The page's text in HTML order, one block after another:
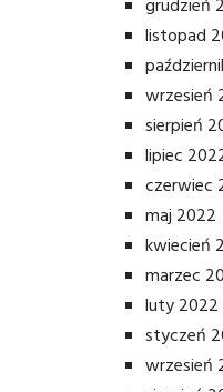
grudzień
listopad
wrzesień
sierpień
lipiec
czerwiec
maj 2022
kwiecień
marzec
luty 2022
styczeń
wrzesień